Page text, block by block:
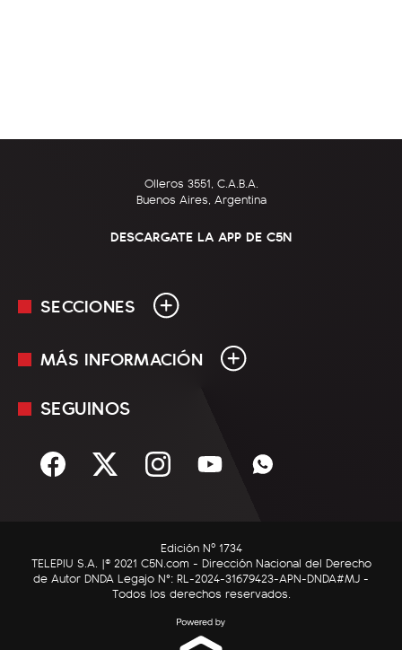
Olleros 3551, C.A.B.A.
Buenos Aires, Argentina
DESCARGATE LA APP DE C5N
SECCIONES
En Vivo
Sociedad
C5N Autos
RatingCero
MÁS INFORMACIÓN
Mediakit
Términos y condiciones
SEGUINOS
Edición Nº 1734
TELEPIU S.A. |© 2021 C5N.com - Dirección Nacional del Derecho
de Autor DNDA Legajo N°: RL-2024-31679423-APN-DNDA#MJ -
Todos los derechos reservados.